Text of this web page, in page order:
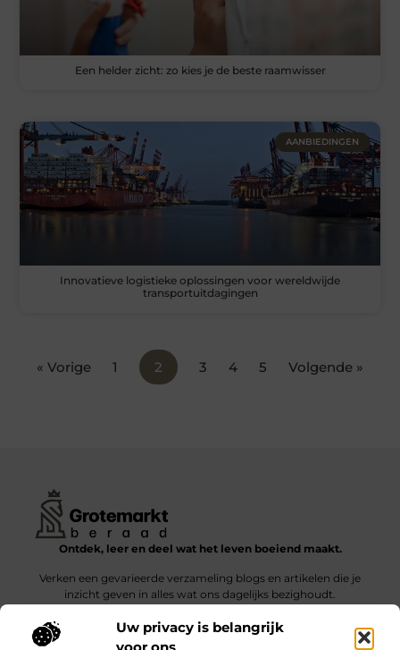
Uw privacy is belangrijk
voor ons
Een helder zicht: zo kies je de beste raamwisser
AANBIEDINGEN
Innovatieve logistieke oplossingen voor wereldwijde
transportuitdagingen
« Vorige 1 2 3 4 5 Volgende »
Ontdek, leer en deel wat het leven boeiend maakt.
Verken een gevarieerde verzameling blogs en artikelen die je
inzicht geven in alles wat ons dagelijks bezighoudt.
Bericht categorie